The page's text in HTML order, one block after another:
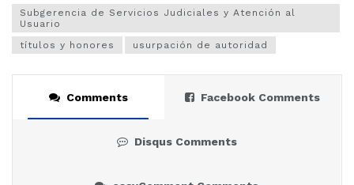
Subgerencia de Servicios Judiciales y Atención al
Usuario
títulos y honores
usurpación de autoridad
Comments Facebook Comments
Disqus Comments